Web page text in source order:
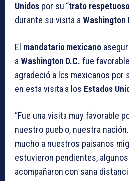
Unidos por su “trato
durante su visita a Washington
El mandatario mexicano
a Washington D.C. fue
agradeció a los mexicanos por
en esta visita a los Estados
“Fue una visita muy favorable
nuestro pueblo, nuestra
mucho a nuestros paisanos
estuvieron pendientes,
acompañaron con sana